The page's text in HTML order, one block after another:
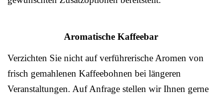
Aromatische Kaffeebar
Verzichten Sie nicht auf verführerische Aromen von
frisch gemahlenen Kaffeebohnen bei längeren
Veranstaltungen. Auf Anfrage stellen wir Ihnen gerne